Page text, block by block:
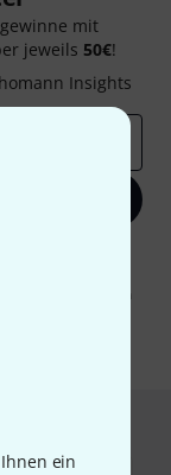
ein
mit
jeweils 50€!
Insights
von E-Mail-
zu. Die
finden Sie in